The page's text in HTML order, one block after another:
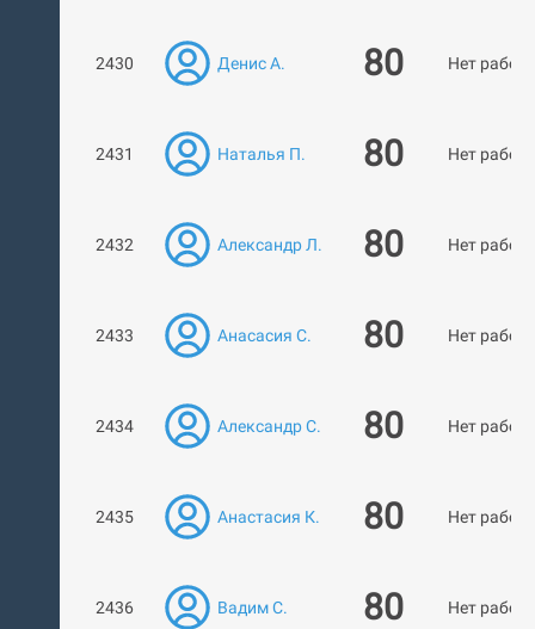
2430 Денис А. 80 Нет работ
2431 Наталья П. 80 Нет работ
2432 Александр Л. 80 Нет работ
2433 Анасасия С. 80 Нет работ
2434 Александр С. 80 Нет работ
2435 Анастасия К. 80 Нет работ
2436 Вадим С. 80 Нет работ